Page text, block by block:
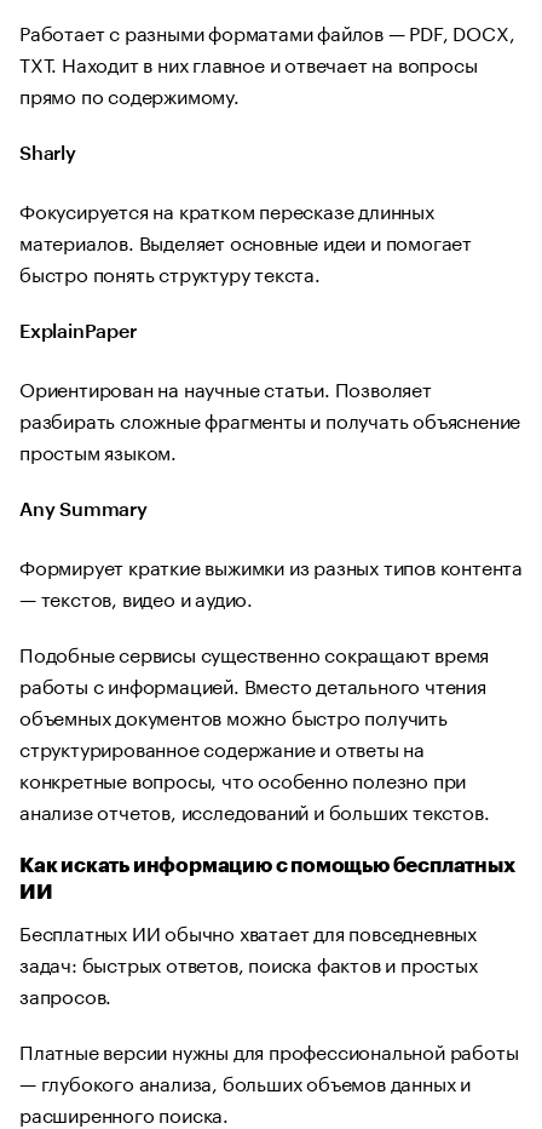
Работает с разными форматами файлов — PDF, DOCX,
TXT. Находит в них главное и отвечает на вопросы
прямо по содержимому.
Sharly
Фокусируется на кратком пересказе длинных
материалов. Выделяет основные идеи и помогает
быстро понять структуру текста.
ExplainPaper
Ориентирован на научные статьи. Позволяет
разбирать сложные фрагменты и получать объяснение
простым языком.
Any Summary
Формирует краткие выжимки из разных типов контента
— текстов, видео и аудио.
Подобные сервисы существенно сокращают время
работы с информацией. Вместо детального чтения
объемных документов можно быстро получить
структурированное содержание и ответы на
конкретные вопросы, что особенно полезно при
анализе отчетов, исследований и больших текстов.
Как искать информацию с помощью бесплатных
ИИ
Бесплатных ИИ обычно хватает для повседневных
задач: быстрых ответов, поиска фактов и простых
запросов.
Платные версии нужны для профессиональной работы
— глубокого анализа, больших объемов данных и
расширенного поиска.